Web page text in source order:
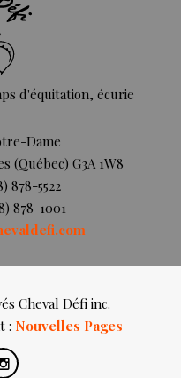
d'équitation, écurie
Dame
(Québec) G3A 1W8
878-5522
878-1001
Cheval Défi inc.
: Nouvelles Pages